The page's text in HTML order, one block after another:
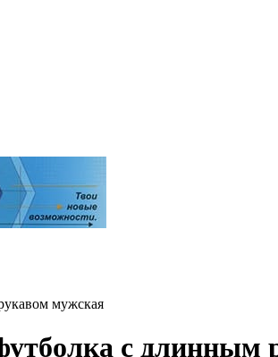
мужская
c длинным